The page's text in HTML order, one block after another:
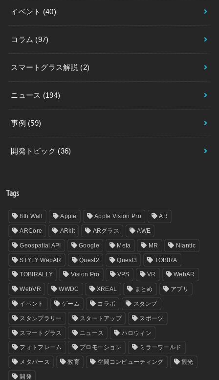
イベント (40)
コラム (97)
スマートグラス解説 (2)
ニュース (194)
事例 (59)
開発トピック (36)
Tags
8th Wall Apple Apple Vision Pro AR
ARCore ARkit ARグラス AWE
Geospatial API Google Meta MR Niantic
STYLY WebAR Quest2 Quest3 TOBIRA
TOBIRALLY Vision Pro VPS VR WebAR
WebVR WWDC XREAL まとめ アプリ
イベント ゲーム コラボ スタンプ
スタンプラリー スタートアップ スポーツ
スマートグラス ニュース ハロウィン
フォトフレーム プロモーション ミラーワールド
メタバース 教育 空間コンピューティング 観光
開発